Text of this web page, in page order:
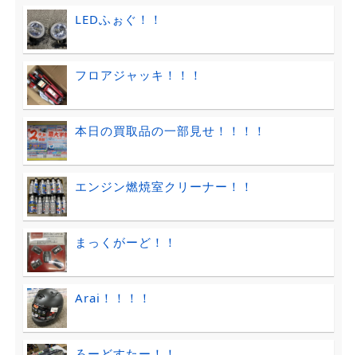
LEDふぉぐ！！
フロアジャッキ！！！
本日の買取品の一部見せ！！！！
エンジン燃焼室クリーナー！！
まっくがーど！！
Arai！！！！